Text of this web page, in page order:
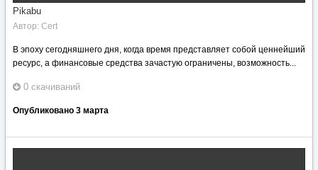
Pikabu
Автор: Cert
В эпоху сегодняшнего дня, когда время представляет собой ценнейший
ресурс, а финансовые средства зачастую ограничены, возможность...
0 скачиваний
Опубликовано 3 марта